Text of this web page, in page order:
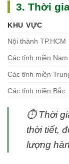
3. Thời
KHU VỰC
Nội thành TP.HCM
Các tỉnh miền Nam
Các tỉnh miền
Các tỉnh miền Bắc
⏱Thời
thời tiết,
lượng